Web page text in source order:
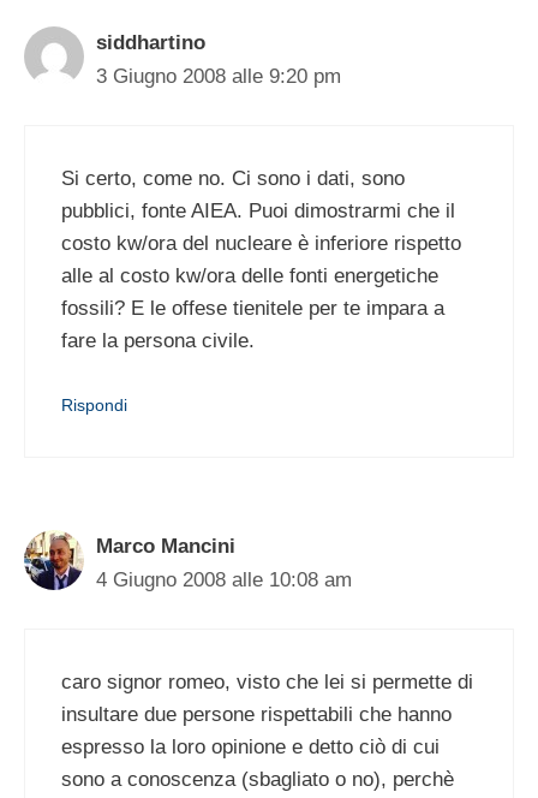
siddhartino
3 Giugno 2008 alle 9:20 pm
Si certo, come no. Ci sono i dati, sono
pubblici, fonte AIEA. Puoi dimostrarmi che il
costo kw/ora del nucleare è inferiore rispetto
alle al costo kw/ora delle fonti energetiche
fossili? E le offese tienitele per te impara a
fare la persona civile.
Rispondi
Marco Mancini
4 Giugno 2008 alle 10:08 am
caro signor romeo, visto che lei si permette di
insultare due persone rispettabili che hanno
espresso la loro opinione e detto ciò di cui
sono a conoscenza (sbagliato o no), perchè